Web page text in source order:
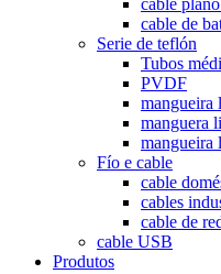
cable
cable de
Serie de teflón
Tubos
PVDF
mangueira
manguera
mangueira
Fío e cable
cable
cables
cable de
cable USB
Produtos